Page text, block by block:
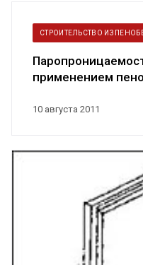
10 августа 2011
СТРОИТЕЛЬСТВО ИЗ
применением